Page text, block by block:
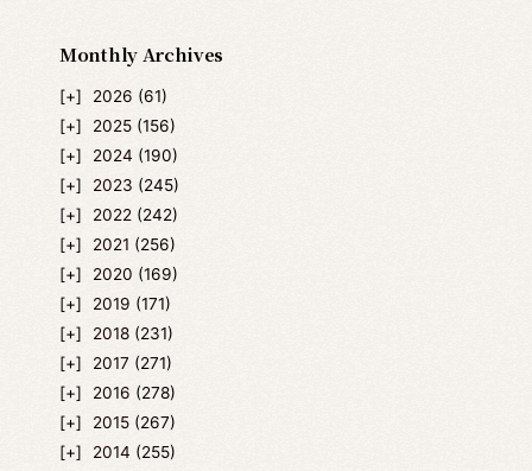
Monthly Archives
2026 (61)
2025 (156)
2024 (190)
2023 (245)
2022 (242)
2021 (256)
2020 (169)
2019 (171)
2018 (231)
2017 (271)
2016 (278)
2015 (267)
2014 (255)